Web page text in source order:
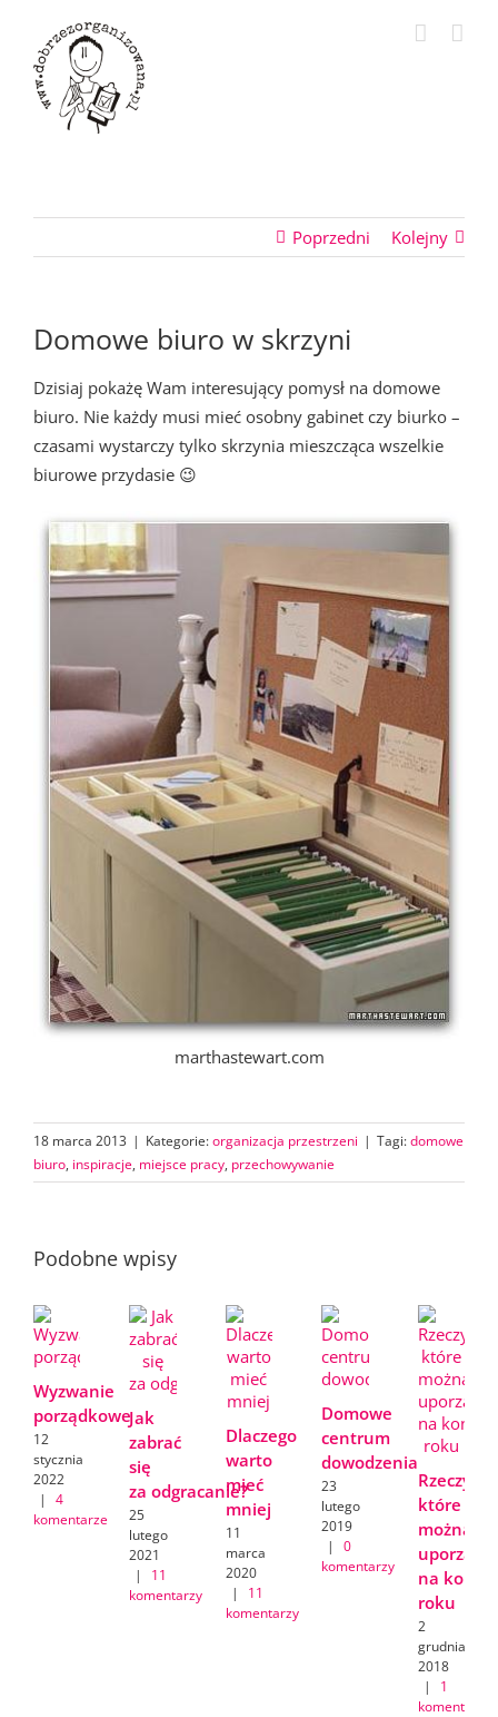
zawartości
Poprzedni Kolejny
Domowe biuro w skrzyni
Dzisiaj pokażę Wam interesujący pomysł na domowe
biuro. Nie każdy musi mieć osobny gabinet czy biurko –
czasami wystarczy tylko skrzynia mieszcząca wszelkie
biurowe przydasie 😉
marthastewart.com
18 marca 2013 | Kategorie:organizacja przestrzeni | Tagi:domowe
biuro, inspiracje, miejsce pracy, przechowywanie
Podobne wpisy
Wyzwanie
porządkowe
12
stycznia
2022
|
4
komentarze
Jak
zabrać
się
za odgracanie?
25
lutego
2021
|
11
komentarzy
Dlaczego
warto
mieć
mniej
11
marca
2020
|
11
komentarzy
Domowe
centrum
dowodzenia
23
lutego
2019
|
0
komentarzy
Rzeczy,
które
można
na koniec
roku
2
grudnia
2018
|
1
komentarz